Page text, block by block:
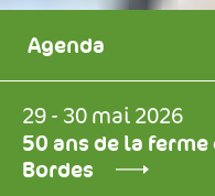
Agenda
29 - 30 mai 2026
50 ans de la
Bordes